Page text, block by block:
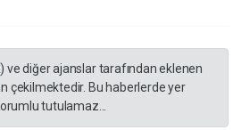
ve diğer ajanslar tarafından eklenen
çekilmektedir. Bu haberlerde yer
tutulamaz...